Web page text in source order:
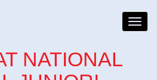
NATIONAL